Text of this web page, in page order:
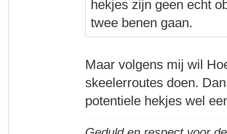
hekjes zijn geen echt
twee benen gaan.
Maar volgens mij wil
skeelerroutes doen.
potentiele hekjes wel